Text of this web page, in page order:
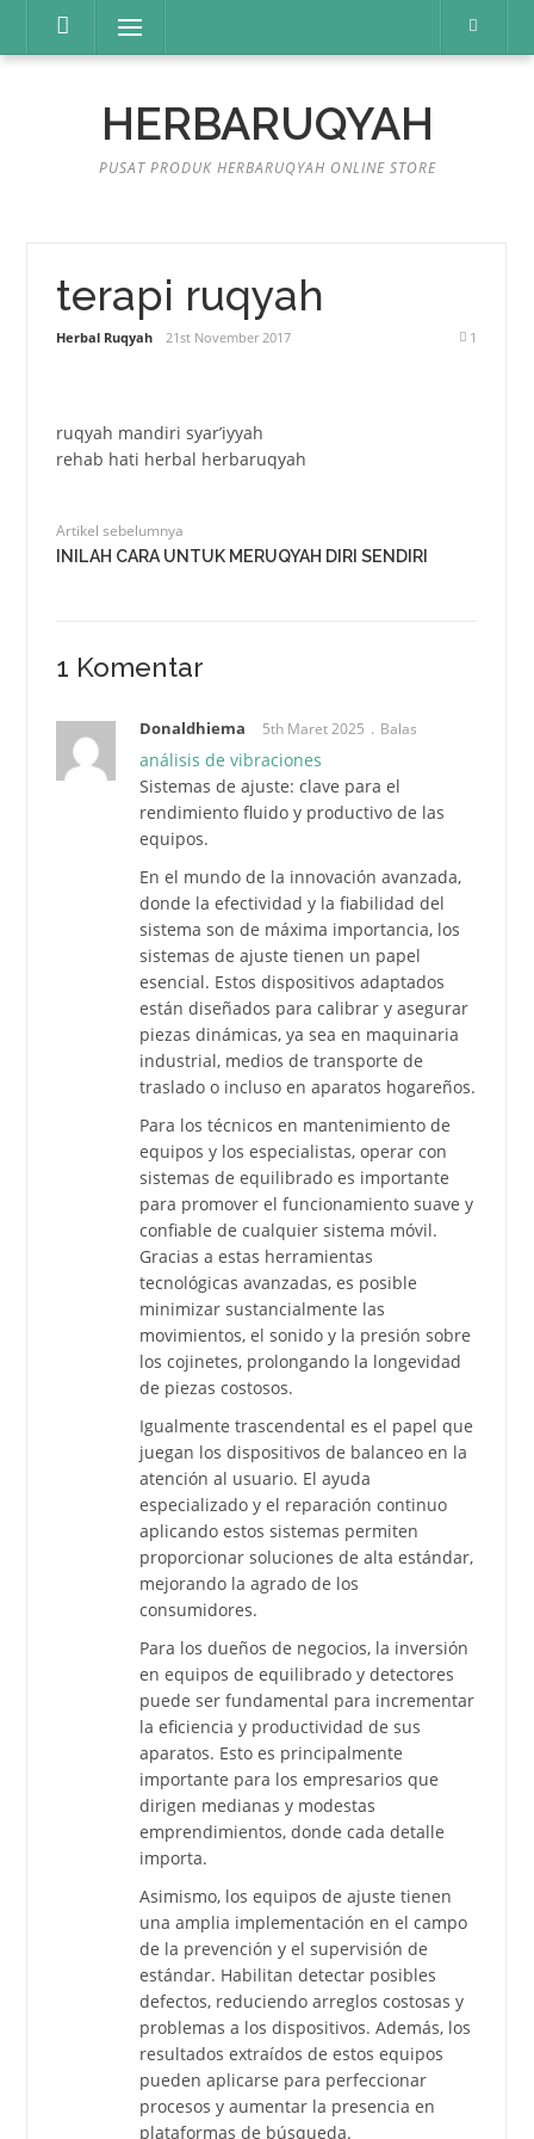
Lompat
konten
Menu
HERBARUQYAH
PUSAT PRODUK HERBARUQYAH ONLINE STORE
terapi ruqyah
Herbal Ruqyah 21st November 2017 1
ruqyah mandiri syar’iyyah
rehab hati herbal herbaruqyah
Artikel sebelumnya
INILAH CARA UNTUK MERUQYAH DIRI SENDIRI
1 Komentar
Donaldhiema 5th Maret 2025 Balas
análisis de vibraciones
Sistemas de ajuste: clave para el
rendimiento fluido y productivo de las
equipos.
En el mundo de la innovación avanzada,
donde la efectividad y la fiabilidad del
sistema son de máxima importancia, los
sistemas de ajuste tienen un papel
esencial. Estos dispositivos adaptados
están diseñados para calibrar y asegurar
piezas dinámicas, ya sea en maquinaria
industrial, medios de transporte de
traslado o incluso en aparatos hogareños.
Para los técnicos en mantenimiento de
equipos y los especialistas, operar con
sistemas de equilibrado es importante
para promover el funcionamiento suave y
confiable de cualquier sistema móvil.
Gracias a estas herramientas
tecnológicas avanzadas, es posible
minimizar sustancialmente las
movimientos, el sonido y la presión sobre
los cojinetes, prolongando la longevidad
de piezas costosos.
Igualmente trascendental es el papel que
juegan los dispositivos de balanceo en la
atención al usuario. El ayuda
especializado y el reparación continuo
aplicando estos sistemas permiten
proporcionar soluciones de alta estándar,
mejorando la agrado de los
consumidores.
Para los dueños de negocios, la inversión
en equipos de equilibrado y detectores
puede ser fundamental para incrementar
la eficiencia y productividad de sus
aparatos. Esto es principalmente
importante para los empresarios que
dirigen medianas y modestas
emprendimientos, donde cada detalle
importa.
Asimismo, los equipos de ajuste tienen
una amplia implementación en el campo
de la prevención y el supervisión de
estándar. Habilitan detectar posibles
defectos, reduciendo arreglos costosas y
problemas a los dispositivos. Además, los
resultados extraídos de estos equipos
pueden aplicarse para perfeccionar
procesos y aumentar la presencia en
plataformas de búsqueda.